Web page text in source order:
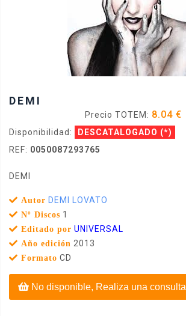
DEMI
Precio TOTEM: 8.04 €
Disponibilidad: DESCATALOGADO (*)
REF: 0050087293765
DEMI
Autor DEMI LOVATO
Nº Discos 1
Editado por UNIVERSAL
Año edición 2013
Formato CD
No disponible, Realiza una consulta